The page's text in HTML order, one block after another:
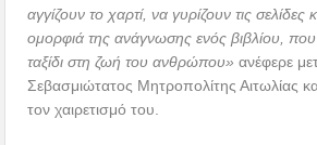
αγγίζουν το χαρτί, να γυρίζουν τις σελίδες
ομορφιά της ανάγνωσης ενός βιβλίου, που
ταξίδι στη ζωή του ανθρώπου» ανέφερε
Σεβασμιώτατος Μητροπολίτης Αιτωλίας
τον χαιρετισμό του.